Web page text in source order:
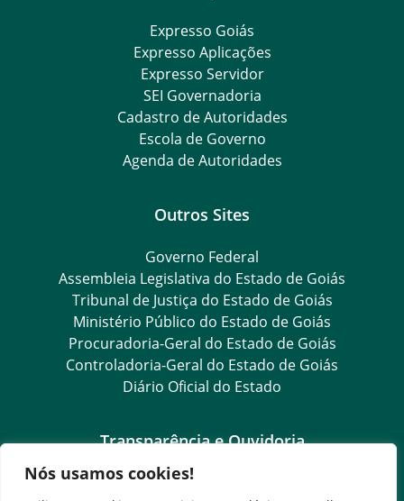
Nós usamos cookies!
Expresso Goiás
Expresso Aplicações
Expresso Servidor
SEI Governadoria
Cadastro de Autoridades
Escola de Governo
Agenda de Autoridades
Outros Sites
Governo Federal
Assembleia Legislativa do Estado de Goiás
Tribunal de Justiça do Estado de Goiás
Ministério Público do Estado de Goiás
Procuradoria-Geral do Estado de Goiás
Controladoria-Geral do Estado de Goiás
Diário Oficial do Estado
Transparência e Ouvidoria
LGPD